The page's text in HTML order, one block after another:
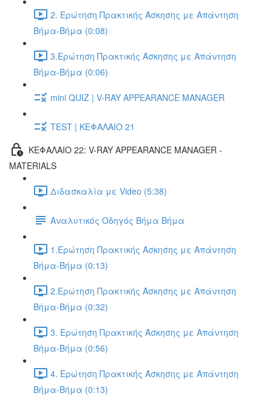
2. Ερώτηση Πρακτικής Άσκησης με Απάντηση
Βήμα-Βήμα (0:08)
3.Ερώτηση Πρακτικής Άσκησης με Απάντηση
Βήμα-Βήμα (0:06)
mini QUIZ | V-RAY APPEARANCE MANAGER
TEST | ΚΕΦΑΛΑΙΟ 21
ΚΕΦΑΛΑΙΟ 22: V-RAY APPEARANCE MANAGER -
MATERIALS
Διδασκαλία με Video (5:38)
Αναλυτικός Οδηγός Βήμα Βήμα
1.Ερώτηση Πρακτικής Άσκησης με Απάντηση
Βήμα-Βήμα (0:13)
2.Ερώτηση Πρακτικής Άσκησης με Απάντηση
Βήμα-Βήμα (0:32)
3. Ερώτηση Πρακτικής Άσκησης με Απάντηση
Βήμα-Βήμα (0:56)
4. Ερώτηση Πρακτικής Άσκησης με Απάντηση
Βήμα-Βήμα (0:13)